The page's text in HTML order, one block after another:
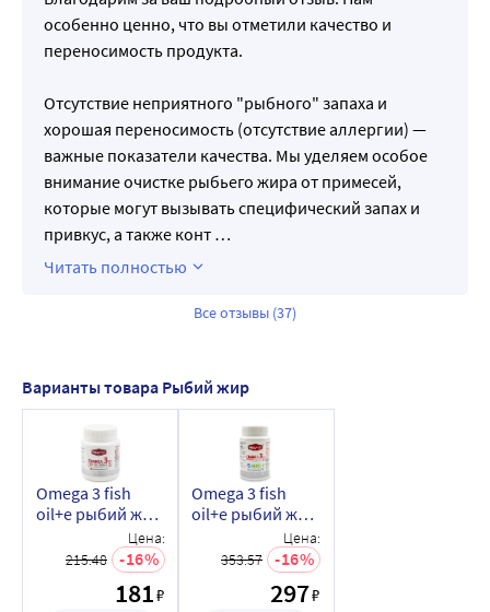
особенно ценно, что вы отметили качество и
переносимость продукта.
Отсутствие неприятного "рыбного" запаха и
хорошая переносимость (отсутствие аллергии) —
важные показатели качества. Мы уделяем особое
внимание очистке рыбьего жира от примесей,
которые могут вызывать специфический запах и
привкус, а также конт …
Читать полностью
Все отзывы (37)
Варианты товара Рыбий жир
Omega 3 fish
oil+e рыбий жир
с витамином е
120 шт. капсулы
массой 260 мг
Цена:
215.48
16
181₽
Omega 3 fish
oil+e рыбий жир
с витамином е
200 шт. капсулы
массой 260 мг
Цена:
353.57
16
297₽